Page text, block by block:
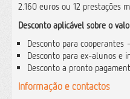
2.160 euros ou 12 prestações
Desconto aplicável sobre o
Desconto para cooperantes
Desconto para ex-alunos e
Desconto a pronto
Informação e contactos